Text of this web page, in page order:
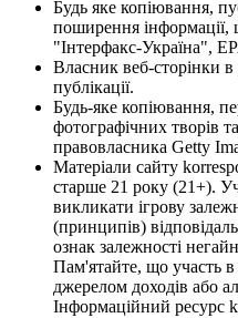
Будь яке копіювання,
поширення інформації,
"Інтерфакс-Україна",
Власник веб-сторінки в
публікації.
Будь-яке копіювання,
фотографічних творів
правовласника Getty
Матеріали сайту
старше 21 року (21+).
викликати ігрову
(принципів)
ознак залежності
Пам'ятайте, що участь в
джерелом доходів або
Інформаційний ресурс